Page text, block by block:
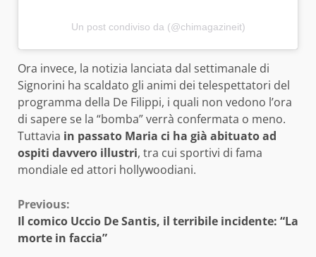
Un post condiviso da (@chimagazineit)
Ora invece, la notizia lanciata dal settimanale di
Signorini ha scaldato gli animi dei telespettatori del
programma della De Filippi, i quali non vedono l’ora
di sapere se la “bomba” verrà confermata o meno.
Tuttavia in passato Maria ci ha già abituato ad
ospiti davvero illustri, tra cui sportivi di fama
mondiale ed attori hollywoodiani.
Continue
Reading
Previous:
Il comico Uccio De Santis, il terribile incidente: “La
morte in faccia”